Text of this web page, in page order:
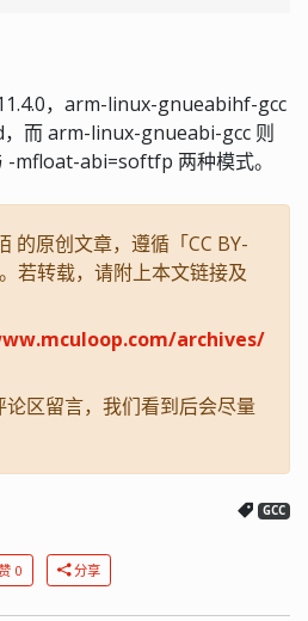
，arm-linux-gnueabihf-gcc
而 arm-linux-gnueabi-gcc 则
mfloat-abi=softfp 两种模式。
的原创文章，遵循「CC BY-
若转载，请附上本文链接及
archives/
区留言，我们看到后会尽量
GCC
0 分享